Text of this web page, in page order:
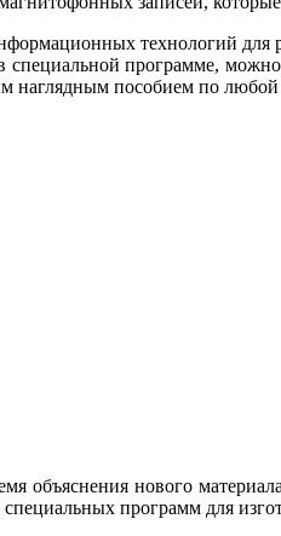
технологий для
программе,
наглядным пособием по любой
объяснения нового
специальных программ для